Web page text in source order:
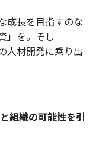
成長を目指すのな
」を。そし
人材開発に乗り出
組織の可能性を引